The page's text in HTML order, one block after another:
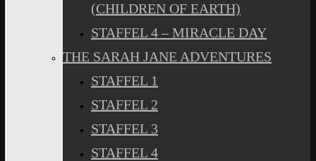
(CHILDREN OF EARTH)
STAFFEL 4 – MIRACLE DAY
THE SARAH JANE ADVENTURES
STAFFEL 1
STAFFEL 2
STAFFEL 3
STAFFEL 4